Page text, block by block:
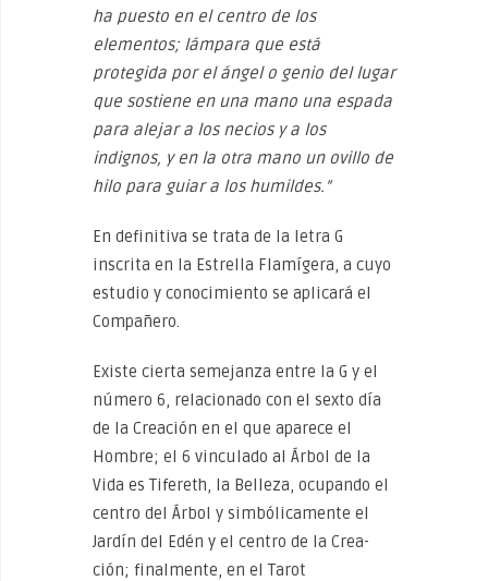
ha puesto en el centro de los
elementos; lámpara que está
protegida por el ángel o genio del lugar
que sostiene en una mano una espada
para alejar a los necios y a los
indignos, y en la otra mano un ovillo de
hilo para guiar a los humildes.”
En definitiva se trata de la letra G
inscrita en la Estrella Flamí­gera, a cuyo
estudio y conocimiento se aplicará el
Compañero.
Existe cierta semejanza entre la G y el
número 6, relacionado con el sexto día
de la Creación en el que aparece el
Hombre; el 6 vincula­do al Árbol de la
Vida es Tifereth, la Belleza, ocupando el
centro del Árbol y simbólicamente el
Jardín del Edén y el centro de la Crea­
ción; finalmente, en el Tarot